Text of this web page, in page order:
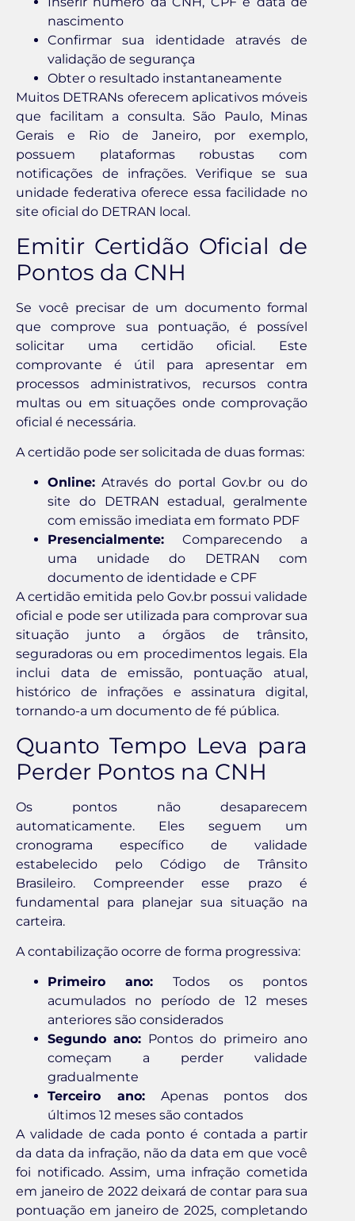
nascimento
Confirmar sua identidade através de
validação de segurança
Obter o resultado instantaneamente
Muitos DETRANs oferecem aplicativos móveis
que facilitam a consulta. São Paulo, Minas
Gerais e Rio de Janeiro, por exemplo,
possuem plataformas robustas com
notificações de infrações. Verifique se sua
unidade federativa oferece essa facilidade no
site oficial do DETRAN local.
Emitir Certidão Oficial de
Pontos da CNH
Se você precisar de um documento formal
que comprove sua pontuação, é possível
solicitar uma certidão oficial. Este
comprovante é útil para apresentar em
processos administrativos, recursos contra
multas ou em situações onde comprovação
oficial é necessária.
A certidão pode ser solicitada de duas formas:
Online: Através do portal Gov.br ou do
site do DETRAN estadual, geralmente
com emissão imediata em formato PDF
Presencialmente: Comparecendo a
uma unidade do DETRAN com
documento de identidade e CPF
A certidão emitida pelo Gov.br possui validade
oficial e pode ser utilizada para comprovar sua
situação junto a órgãos de trânsito,
seguradoras ou em procedimentos legais. Ela
inclui data de emissão, pontuação atual,
histórico de infrações e assinatura digital,
tornando-a um documento de fé pública.
Quanto Tempo Leva para
Perder Pontos na CNH
Os pontos não desaparecem
automaticamente. Eles seguem um
cronograma específico de validade
estabelecido pelo Código de Trânsito
Brasileiro. Compreender esse prazo é
fundamental para planejar sua situação na
carteira.
A contabilização ocorre de forma progressiva:
Primeiro ano: Todos os pontos
acumulados no período de 12 meses
anteriores são considerados
Segundo ano: Pontos do primeiro ano
começam a perder validade
gradualmente
Terceiro ano:Apenas pontos dos
últimos 12 meses são contados
A validade de cada ponto é contada a partir
da data da infração, não da data em que você
foi notificado. Assim, uma infração cometida
em janeiro de 2022 deixará de contar para sua
pontuação em janeiro de 2025, completando